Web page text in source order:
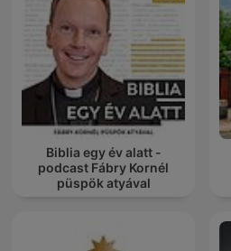
Biblia egy év alatt -
podcast Fábry Kornél
püspök atyával